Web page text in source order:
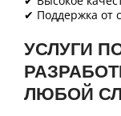
✔ Поддержка от
УСЛУГИ
ЛЮБОЙ